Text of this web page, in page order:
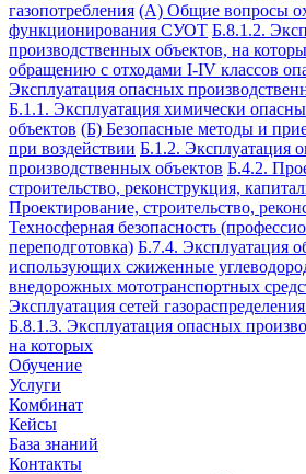
газопотребления (А) Общие вопросы
функционирования СУОТ Б.8.1.2.
производственных объектов, на
обращению с отходами I-IV классов
Эксплуатация опасных
Б.1.1. Эксплуатация химически
объектов (Б) Безопасные методы и
при воздействии Б.1.2. Эксплуатация
производственных объектов Б.4.2.
строительство, реконструкция,
Проектирование, строительство,
Техносферная безопасность
переподготовка) Б.7.4. Эксплуатация
использующих сжиженные
внедорожных мототранспортных
Эксплуатация сетей
Б.8.1.3. Эксплуатация опасных
на которых
Обучение
Услуги
Комбинат
Кейсы
База знаний
Контакты